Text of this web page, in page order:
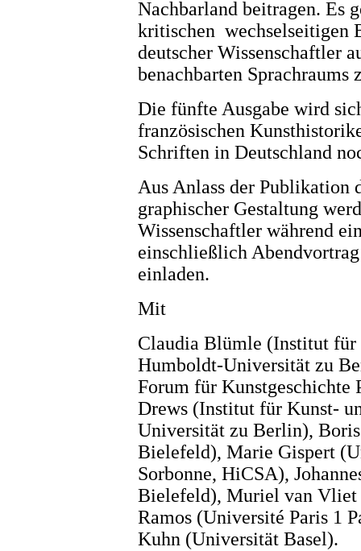
Nachbarland beitragen. Es
kritischen wechselseitigen
deutscher Wissenschaftler
benachbarten Sprachraums
Die fünfte Ausgabe wird
französischen
Schriften in Deutschland
Aus Anlass der Publikation
graphischer Gestaltung
Wissenschaftler während
einschließlich
einladen.
Mit
Claudia Blümle (Institut
Humboldt-Universität zu
Forum für Kunstgeschichte
Drews (Institut für Kunst-
Universität zu Berlin),
Bielefeld), Marie Gispert
Sorbonne, HiCSA),
Bielefeld), Muriel van Vliet
Ramos (Université Paris 1
Kuhn (Universität Basel).